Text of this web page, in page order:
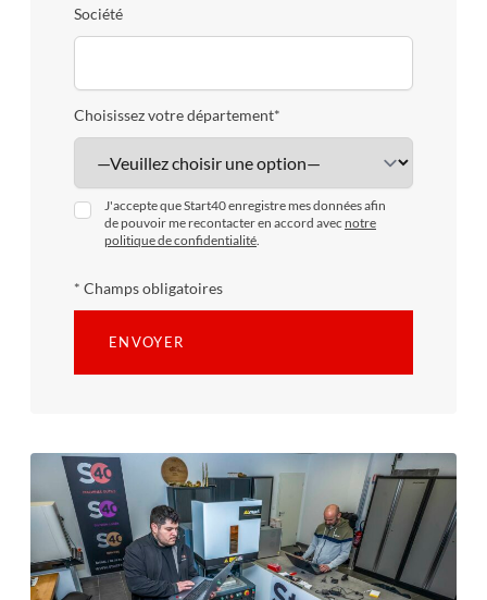
Société
Choisissez votre département*
J'accepte que Start40 enregistre mes données afin
de pouvoir me recontacter en accord avec notre
politique de confidentialité.
* Champs obligatoires